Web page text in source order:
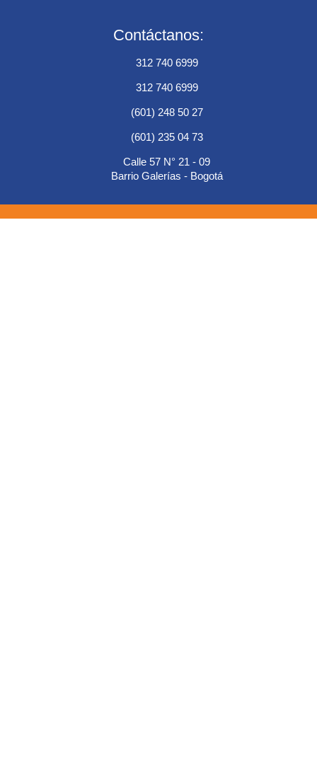
Contáctanos:
312 740 6999
312 740 6999
(601) 248 50 27
(601) 235 04 73
Calle 57 N° 21 - 09
Barrio Galerías - Bogotá